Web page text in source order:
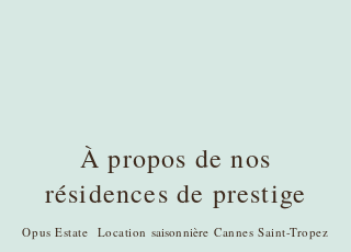
À propos de nos
résidences de prestige
Opus Estate Location saisonnière Cannes Saint-Tropez